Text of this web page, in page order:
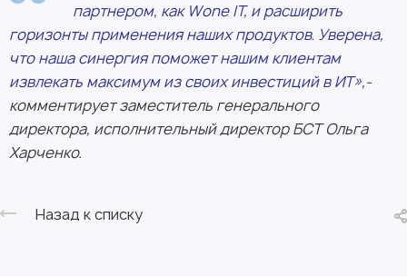
партнером, как Wone IT, и расширить
горизонты применения наших продуктов. Уверена,
что наша синергия поможет нашим клиентам
извлекать максимум из своих инвестиций в ИТ»,-
комментирует заместитель генерального
директора, исполнительный директор БСТ Ольга
Харченко.
Назад к списку